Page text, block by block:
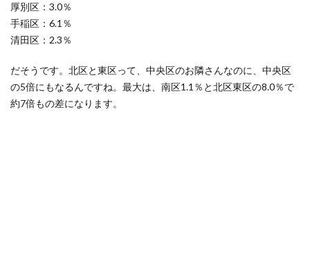
厚別区：3.0％
手稲区：6.1％
清田区：2.3％
だそうです。北区と東区って、中央区のお隣さんなのに、中央区
の5倍にもなるんですね。最大は、南区1.1％と北区東区の8.0％で
約7倍もの差になります。